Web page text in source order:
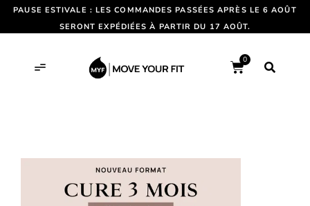
PAUSE ESTIVALE : LES COMMANDES PASSÉES APRÈS LE 6 AOÛT
SERONT EXPÉDIÉES À PARTIR DU 17 AOÛT.
0